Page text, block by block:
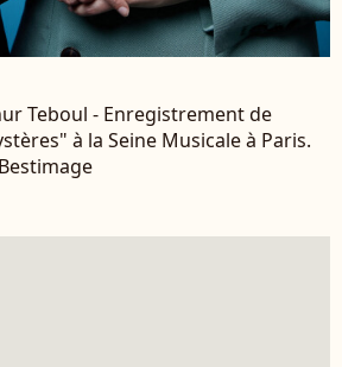
Teboul - Enregistrement de
à la Seine Musicale à Paris.